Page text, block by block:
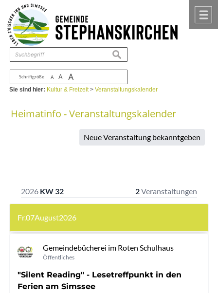
Zum Inhalt ,zur Navigation
Schriftgröße A A A
suchen
Sie sind hier: Kultur & Freizeit>Veranstaltungskalender
Heimatinfo - Veranstaltungskalender